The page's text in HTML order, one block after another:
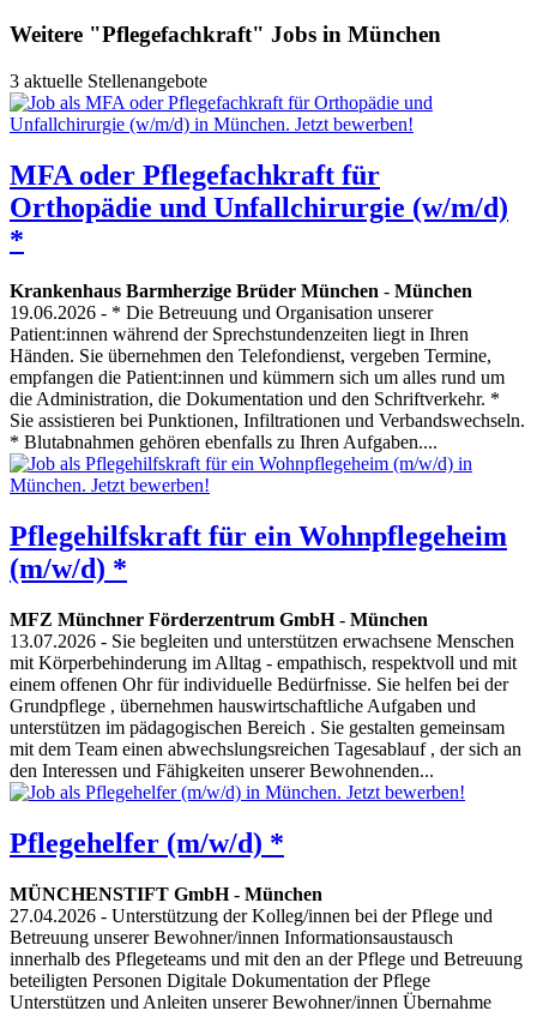
Weitere "Pflegefachkraft" Jobs in München
3 aktuelle Stellenangebote
MFA oder Pflegefachkraft für
Orthopädie und Unfallchirurgie (w/m/d)
*
Krankenhaus Barmherzige Brüder München - München
19.06.2026 - * Die Betreuung und Organisation unserer
Patient:innen während der Sprechstundenzeiten liegt in Ihren
Händen. Sie übernehmen den Telefondienst, vergeben Termine,
empfangen die Patient:innen und kümmern sich um alles rund um
die Administration, die Dokumentation und den Schriftverkehr. *
Sie assistieren bei Punktionen, Infiltrationen und Verbandswechseln.
* Blutabnahmen gehören ebenfalls zu Ihren Aufgaben....
Pflegehilfskraft für ein Wohnpflegeheim
(m/w/d) *
MFZ Münchner Förderzentrum GmbH- München
13.07.2026 - Sie begleiten und unterstützen erwachsene Menschen
mit Körperbehinderung im Alltag - empathisch, respektvoll und mit
einem offenen Ohr für individuelle Bedürfnisse. Sie helfen bei der
Grundpflege , übernehmen hauswirtschaftliche Aufgaben und
unterstützen im pädagogischen Bereich . Sie gestalten gemeinsam
mit dem Team einen abwechslungsreichen Tagesablauf , der sich an
den Interessen und Fähigkeiten unserer Bewohnenden...
Pflegehelfer (m/w/d) *
MÜNCHENSTIFT GmbH- München
27.04.2026 - Unterstützung der Kolleg/innen bei der Pflege und
Betreuung unserer Bewohner/innen Informationsaustausch
innerhalb des Pflegeteams und mit den an der Pflege und Betreuung
beteiligten Personen Digitale Dokumentation der Pflege
Unterstützen und Anleiten unserer Bewohner/innen Übernahme